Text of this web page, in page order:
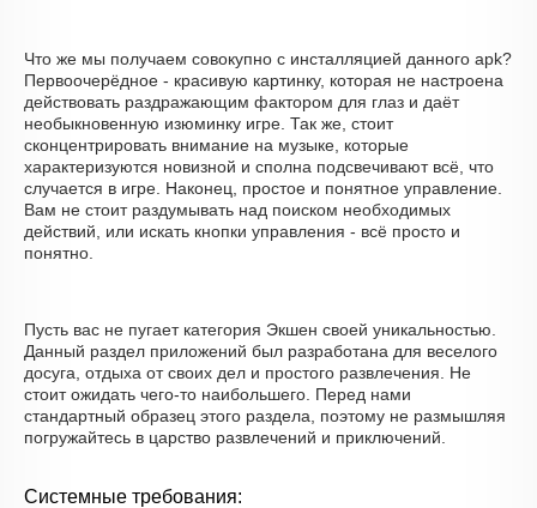
Что же мы получаем совокупно с инсталляцией данного apk?
Первоочерёдное - красивую картинку, которая не настроена
действовать раздражающим фактором для глаз и даёт
необыкновенную изюминку игре. Так же, стоит
сконцентрировать внимание на музыке, которые
характеризуются новизной и сполна подсвечивают всё, что
случается в игре. Наконец, простое и понятное управление.
Вам не стоит раздумывать над поиском необходимых
действий, или искать кнопки управления - всё просто и
понятно.
Пусть вас не пугает категория Экшен своей уникальностью.
Данный раздел приложений был разработана для веселого
досуга, отдыха от своих дел и простого развлечения. Не
стоит ожидать чего-то наибольшего. Перед нами
стандартный образец этого раздела, поэтому не размышляя
погружайтесь в царство развлечений и приключений.
Системные требования: